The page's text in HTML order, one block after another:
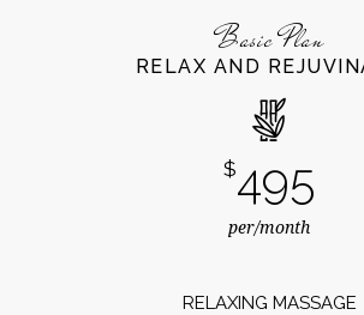
Basic Plan
RELAX AND
$495
per/month
RELAXING MASSAGE